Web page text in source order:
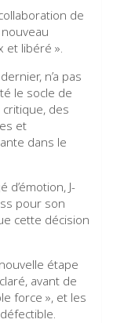
de
et libéré ».
n’a pas
le socle de
des
et
dans le
J-
pour son
cette décision
étape
avant de
force », et les